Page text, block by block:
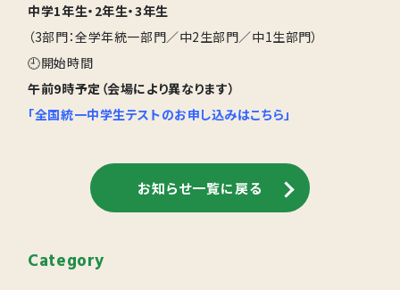
中学1年生・2年生・3年生
（3部門：全学年統一部門／中2生部門／中1生部門）
🕘開始時間
午前9時予定（会場により異なります）
「全国統一中学生テストのお申し込みはこちら」
お知らせ一覧に戻る
Category